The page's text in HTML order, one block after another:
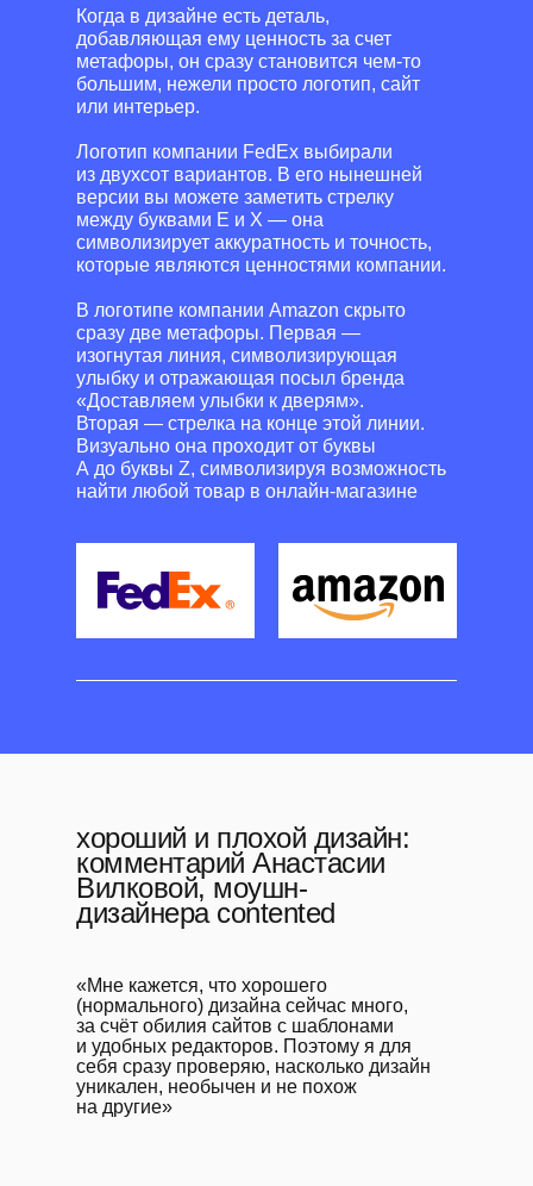
Когда в дизайне есть деталь,
добавляющая ему ценность за счет
метафоры, он сразу становится чем-то
большим, нежели просто логотип, сайт
или интерьер.
Логотип компании FedEx выбирали
из двухсот вариантов. В его нынешней
версии вы можете заметить стрелку
между буквами E и X — она
символизирует аккуратность и точность,
которые являются ценностями компании.
В логотипе компании Amazon скрыто
сразу две метафоры. Первая —
изогнутая линия, символизирующая
улыбку и отражающая посыл бренда
«Доставляем улыбки к дверям».
Вторая — стрелка на конце этой линии.
Визуально она проходит от буквы
A до буквы Z, символизируя возможность
найти любой товар в онлайн-магазине
хороший и плохой дизайн:
комментарий Анастасии
Вилковой, моушн-
дизайнера contented
«Мне кажется, что хорошего
(нормального) дизайна сейчас много,
за счёт обилия сайтов с шаблонами
и удобных редакторов. Поэтому я для
себя сразу проверяю, насколько дизайн
уникален, необычен и не похож
на другие»